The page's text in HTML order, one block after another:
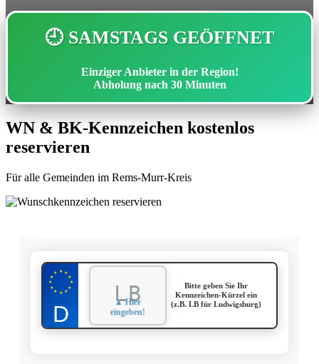
🕘 SAMSTAGS GEÖFFNET
Einziger Anbieter in der Region!
Abholung nach 30 Minuten
WN & BK-Kennzeichen kostenlos
reservieren
Für alle Gemeinden im Rems-Murr-Kreis
★ ★
★
★
★
★
★
★
★
★
★
★
▲ Hier
eingeben!
Bitte geben Sie Ihr
Kennzeichen-Kürzel ein
(z.B. LB für Ludwigsburg)